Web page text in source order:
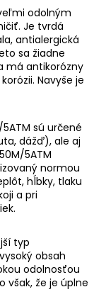
odolným
Je tvrdá
antialergická
sa žiadne
má antikorózny
Navyše je
sú určené
dážď), ale aj
5ATM
normou
hĺbky, tlaku
a pri
typ
obsah
odolnosťou
však, že je úplne